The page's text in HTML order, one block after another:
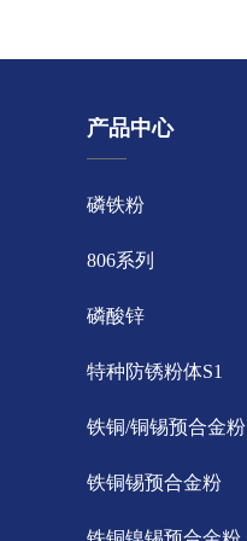
产品中心
磷铁粉
806系列
磷酸锌
特种防锈粉体S1
铁铜/铜锡预合金粉
铁铜锡预合金粉